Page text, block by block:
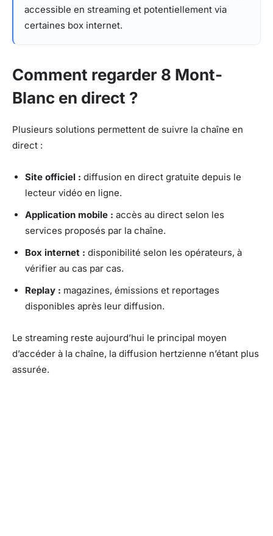
accessible en streaming et potentiellement via
certaines box internet.
Comment regarder 8 Mont-
Blanc en direct ?
Plusieurs solutions permettent de suivre la chaîne en
direct :
Site officiel : diffusion en direct gratuite depuis le
lecteur vidéo en ligne.
Application mobile : accès au direct selon les
services proposés par la chaîne.
Box internet : disponibilité selon les opérateurs, à
vérifier au cas par cas.
Replay : magazines, émissions et reportages
disponibles après leur diffusion.
Le streaming reste aujourd’hui le principal moyen
d’accéder à la chaîne, la diffusion hertzienne n’étant plus
assurée.